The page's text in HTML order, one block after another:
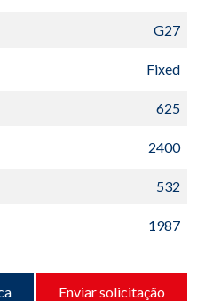
G27
Fixed
625
2400
532
1987
Enviar solicitação